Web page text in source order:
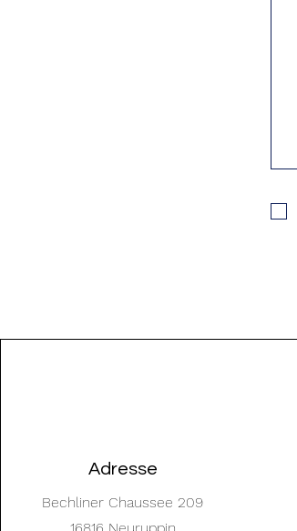
Adresse
Bechliner Chaussee 209